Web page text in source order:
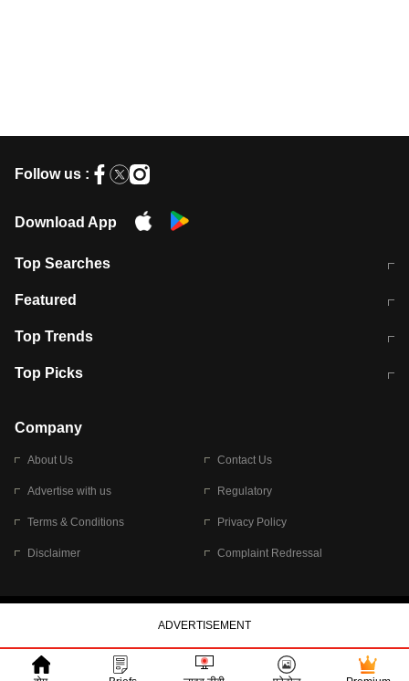
Follow us :
Download App
Top Searches
मुंबई में लगे 'जेन जी' के पोस्टर, लिखा- 'मैं
Featured
10 अगस्त को विधानसभा का घेराव करेंगे
Top Trends
RBI का नया नियम: अब बैंकों को अपनी सभी
Top Picks
बारिश की चेतावनी
Company
About Us Contact Us
Advertise with us Regulatory
Terms & Conditions Privacy Policy
Disclaimer Complaint Redressal